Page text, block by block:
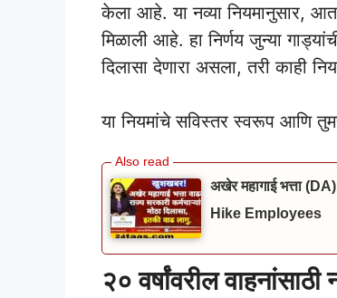
केला आहे. या नव्या नियमानुसार,
मिळाली आहे. हा निर्णय जुन्या
दिलासा देणारा असला, तरी काही
या नियमांचे सविस्तर स्वरूप आणि
अखेर महागाई भत्ता (DA)
Hike Employees
२० वर्षांवरील